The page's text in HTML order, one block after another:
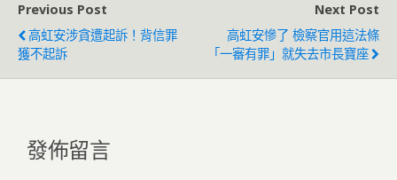
Previous Post
高虹安涉貪遭起訴！背信罪
獲不起訴
Next Post
高虹安慘了 檢察官用這法條
「一審有罪」就失去市長寶座
發佈留言